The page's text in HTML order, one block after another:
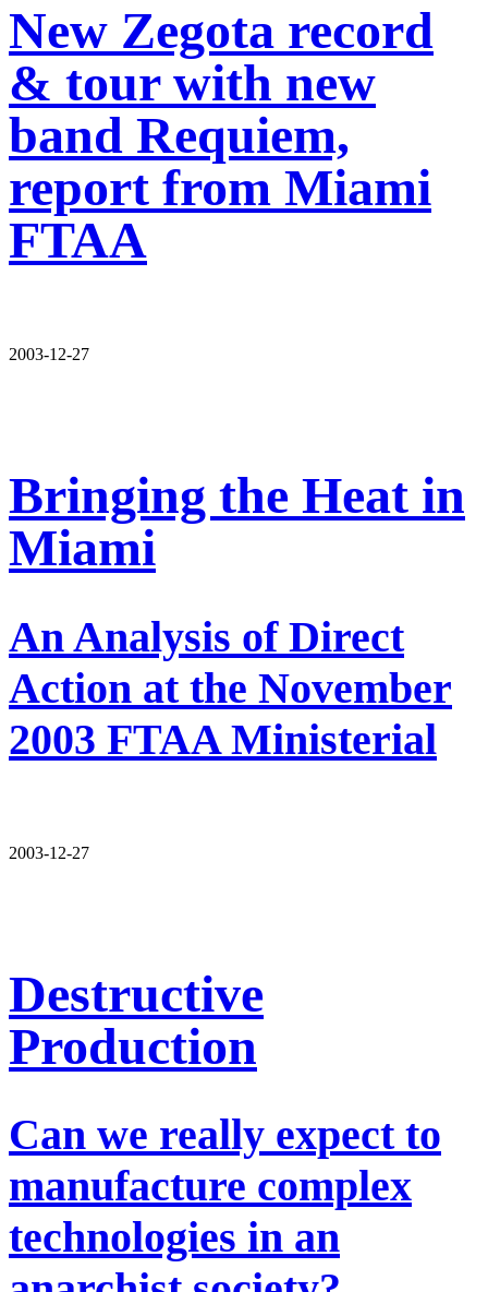
New Zegota record
& tour with new
band Requiem,
report from Miami
FTAA
2003-12-27
Bringing the Heat in
Miami
An Analysis of Direct
Action at the November
2003 FTAA Ministerial
2003-12-27
Destructive
Production
Can we really expect to
manufacture complex
technologies in an